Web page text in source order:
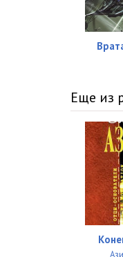
30 Бобби
33 Пракс
34
35
36 Пракс
37
Еще из